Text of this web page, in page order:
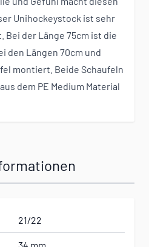
Unihockeystock ist sehr
der Länge 75cm ist die
den Längen 70cm und
montiert. Beide Schaufeln
dem PE Medium Material
21/22